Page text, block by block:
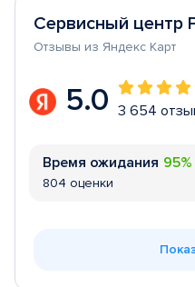
Сервисный центр
Отзывы из Яндекс Карт
5.0 3 654
Время ожидания 95%
804 оценки